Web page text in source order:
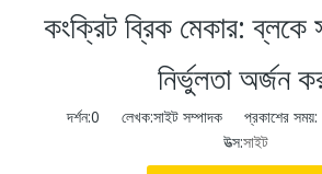
কংক্রিট ব্রিক মেকার: ব্লকে
নির্ভুলতা অর্জন
দর্শন:0 লেখক:সাইট সম্পাদক প্রকাশের
উত্স:সাইট